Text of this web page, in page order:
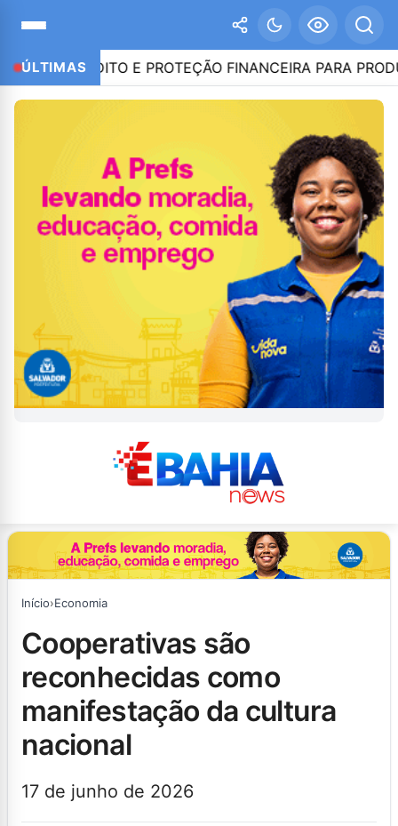
ÚLTIMASE PROTEÇÃO FINANCEIRA PARA PRODUTORES
Início›Economia
cooperativas são
reconhecidas como
manifestação da cultura
nacional
17 de junho de 2026